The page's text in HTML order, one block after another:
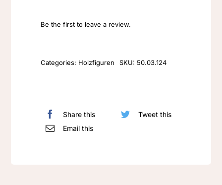
Be the first to leave a review.
Categories: Holzfiguren SKU: 50.03.124
Share this
Tweet this
Email this